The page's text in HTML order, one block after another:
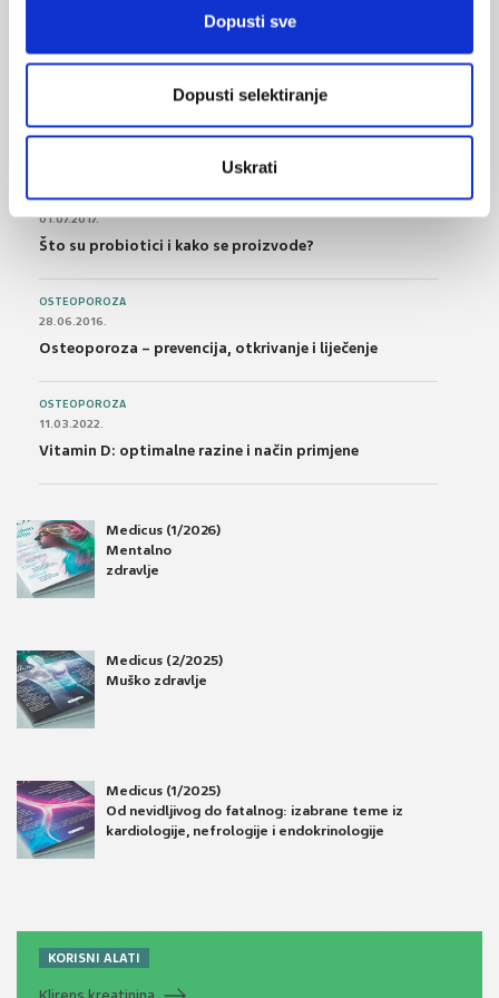
Dopusti sve
Dopusti selektiranje
Uskrati
Bolna leđa - medicinske vježbe (nove smjernice)
Nesteroidni antireumatici i gastrointestinalna
podnošljivost
POREMEĆAJI PROBAVE
01.07.2017.
Što su probiotici i kako se proizvode?
OSTEOPOROZA
28.06.2016.
Osteoporoza – prevencija, otkrivanje i liječenje
OSTEOPOROZA
11.03.2022.
Vitamin D: optimalne razine i način primjene
Medicus (1/2026)
Mentalno
zdravlje
Medicus (2/2025)
Muško zdravlje
Medicus (1/2025)
Od nevidljivog do fatalnog: izabrane teme iz
kardiologije, nefrologije i endokrinologije
KORISNI ALATI